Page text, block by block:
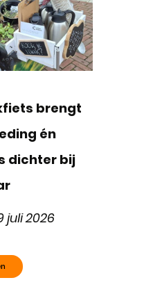
brengt
én
dichter bij
2026